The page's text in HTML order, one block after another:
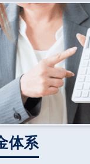
体系